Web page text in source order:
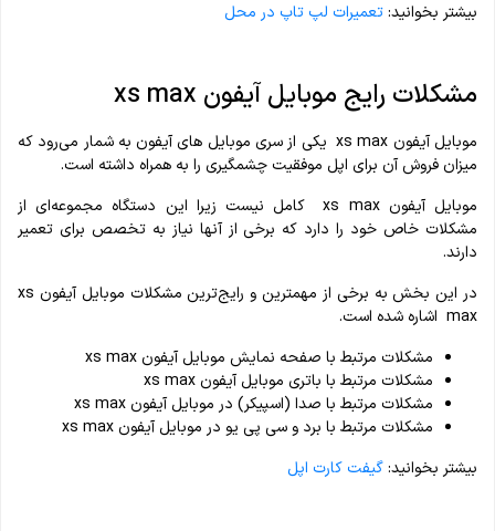
بیشتر بخوانید:تعمیرات لپ تاپ در محل
مشکلات رایج موبایل آیفون xs max
موبایل آیفون xs max یکی از سری موبایل‎ های آیفون به‎ شمار می‌رود که
میزان فروش آن برای اپل موفقیت چشمگیری را به همراه داشته است.
موبایل آیفون xs max کامل نیست زیرا این دستگاه مجموعه‌ای از
مشکلات خاص خود را دارد که برخی از آنها نیاز به تخصص برای تعمیر
دارند.
در این بخش به برخی از مهم‎ترین و رایج‌ترین مشکلات موبایل آیفون xs
max اشاره شده است.
مشکلات مرتبط با صفحه نمایش موبایل آیفون xs max
مشکلات مرتبط با باتری موبایل آیفون xs max
مشکلات مرتبط با صدا (اسپیکر) در موبایل آیفون xs max
مشکلات مرتبط با برد و سی پی یو در موبایل آیفون xs max
بیشتر بخوانید:گیفت کارت اپل